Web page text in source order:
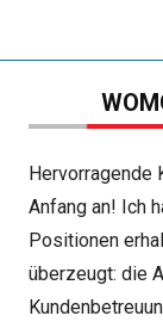
Hervorragende
Anfang an! Ich
Positionen
überzeugt: die